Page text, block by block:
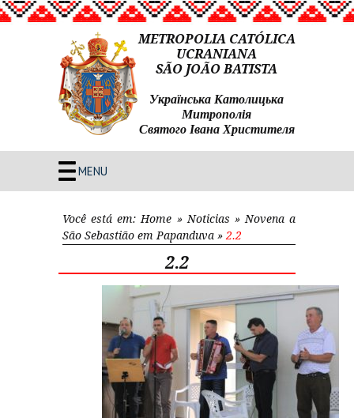
METROPOLIA CATÓLICA
UCRANIANA
SÃO JOÃO BATISTA
Українська Католицька
Митрополія
Святого Івана Христителя
MENU
Você está em: Home » Noticias » Novena a
São Sebastião em Papanduva » 2.2
2.2